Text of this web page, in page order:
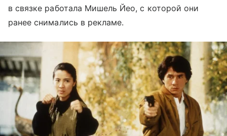
в связке работала Мишель Йео, с которой они
ранее снимались в рекламе.